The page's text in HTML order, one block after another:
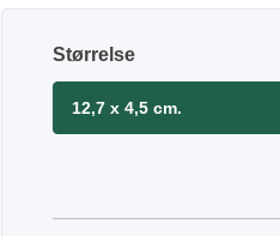
Størrelse
12,7 x 4,5 cm.